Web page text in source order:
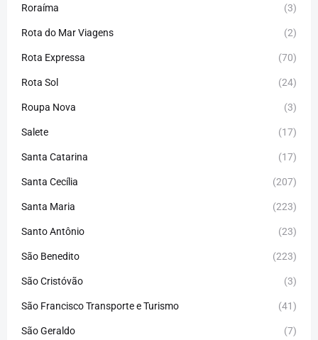
Roraíma (3)
Rota do Mar Viagens (2)
Rota Expressa (70)
Rota Sol (24)
Roupa Nova (3)
Salete (17)
Santa Catarina (17)
Santa Cecília (207)
Santa Maria (223)
Santo Antônio (23)
São Benedito (223)
São Cristóvão (3)
São Francisco Transporte e Turismo (41)
São Geraldo (7)